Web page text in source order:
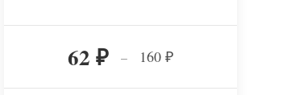
62₽ – 160₽